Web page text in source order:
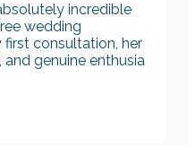
incredible
wedding
first consultation, her
genuine enthusia